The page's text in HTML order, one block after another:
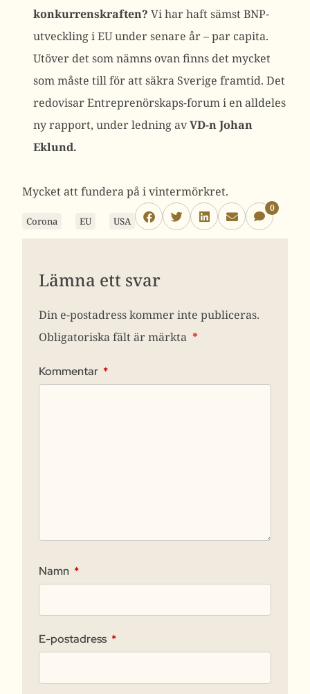
konkurrenskraften? Vi har haft sämst BNP-
utveckling i EU under senare år – par capita.
Utöver det som nämns ovan finns det mycket
som måste till för att säkra Sverige framtid. Det
redovisar Entreprenörskaps-forum i en alldeles
ny rapport, under ledning avVD-n Johan
Eklund.
Mycket att fundera på i vintermörkret.
Corona EU USA
0
Lämna ett svar
Din e-postadress kommer inte publiceras.
Obligatoriska fält är märkta *
Kommentar *
Namn *
E-postadress *